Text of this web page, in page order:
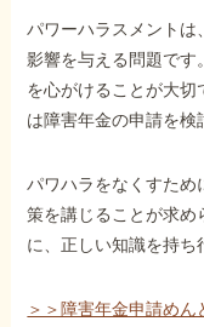
パワーハラスメントは
影響を与える問題です
を心がけることが大切
は障害年金の申請を検
パワハラをなくすため
策を講じることが求め
に、正しい知識を持ち
＞＞障害年金申請め